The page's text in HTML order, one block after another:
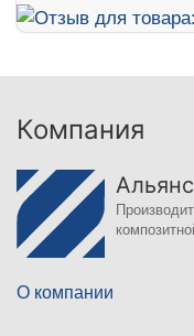
Компания
О компании